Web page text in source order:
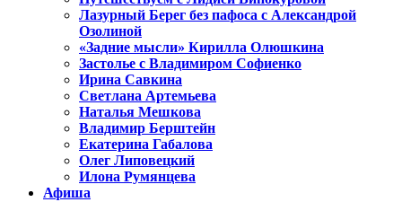
Лазурный Берег без пафоса с Александрой
Озолиной
«Задние мысли» Кирилла Олюшкина
Застолье с Владимиром Софиенко
Ирина Савкина
Светлана Артемьева
Наталья Мешкова
Владимир Берштейн
Екатерина Габалова
Олег Липовецкий
Илона Румянцева
Афиша